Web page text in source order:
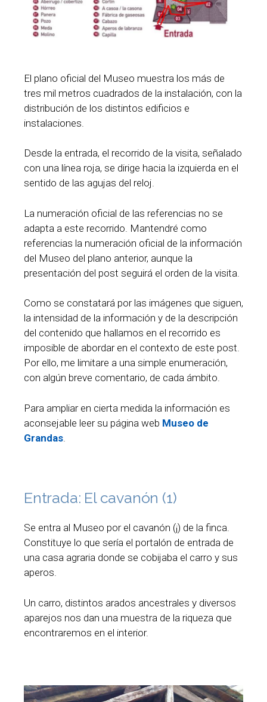
El plano oficial del Museo muestra los más de
tres mil metros cuadrados de la instalación, con la
distribución de los distintos edificios e
instalaciones.
Desde la entrada, el recorrido de la visita, señalado
con una línea roja, se dirige hacia la izquierda en el
sentido de las agujas del reloj.
La numeración oficial de las referencias no se
adapta a este recorrido. Mantendré como
referencias la numeración oficial de la información
del Museo del plano anterior, aunque la
presentación del post seguirá el orden de la visita.
Como se constatará por las imágenes que siguen,
la intensidad de la información y de la descripción
del contenido que hallamos en el recorrido es
imposible de abordar en el contexto de este post.
Por ello, me limitare a una simple enumeración,
con algún breve comentario, de cada ámbito.
Para ampliar en cierta medida la información es
aconsejable leer su página web Museo de
Grandas
Entrada: El cavanón (1)
Se entra al Museo por el cavanón (¡) de la finca.
Constituye lo que sería el portalón de entrada de
una casa agraria donde se cobijaba el carro y sus
aperos.
Un carro, distintos arados ancestrales y diversos
aparejos nos dan una muestra de la riqueza que
encontraremos en el interior.